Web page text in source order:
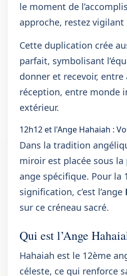
le moment de
approche, restez
Cette duplication crée
parfait, symbolisant
donner et recevoir,
réception, entre monde
extérieur.
12h12 et l'Ange Hahaiah :
Dans la tradition
miroir est placée sous la
ange spécifique. Pour la
signification, c’est l’ange
sur ce créneau sacré.
Qui est l’Ange
Hahaiah est le 12ème
céleste, ce qui renforce